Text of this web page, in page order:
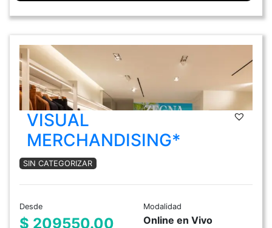
VISUAL
MERCHANDISING*
SIN CATEGORIZAR
Desde
$ 209550.00
Modalidad
Online en Vivo